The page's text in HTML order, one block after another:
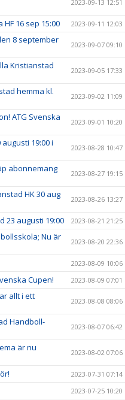
2023-09-13 12:51
16 sep 15:00 2023-09-11 12:03
8 september
2023-09-07 09:10
Kristianstad
2023-09-05 17:33
hemma kl.
2023-09-02 11:09
ATG Svenska
2023-09-01 10:20
19:00 i
2023-08-28 10:47
abonnemang
2023-08-27 19:15
HK 30 aug
2023-08-26 13:27
23 augusti 19:00 2023-08-21 21:25
Nu är
2023-08-20 22:36
2023-08-09 10:06
Cupen! 2023-08-09 07:01
allt i ett
2023-08-08 08:06
Handboll-
2023-08-07 06:42
är nu
2023-08-02 07:06
2023-07-31 07:14
2023-07-25 10:20